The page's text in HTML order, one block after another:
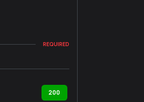
REQUIRED
200